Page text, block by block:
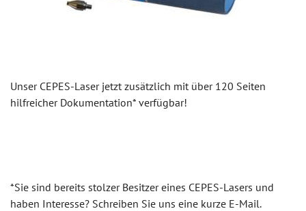
Unser CEPES-Laser jetzt zusätzlich mit über 120 Seiten
hilfreicher Dokumentation* verfügbar!
*Sie sind bereits stolzer Besitzer eines CEPES-Lasers und
haben Interesse? Schreiben Sie uns eine kurze E-Mail.